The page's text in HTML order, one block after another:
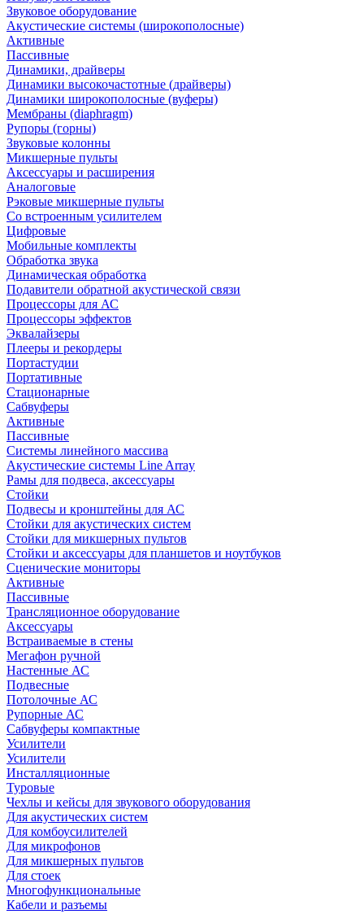
Звуковое оборудование
Акустические системы (широкополосные)
Активные
Пассивные
Динамики, драйверы
Динамики высокочастотные (драйверы)
Динамики широкополосные (вуферы)
Мембраны (diaphragm)
Рупоры (горны)
Звуковые колонны
Микшерные пульты
Аксессуары и расширения
Аналоговые
Рэковые микшерные пульты
Со встроенным усилителем
Цифровые
Мобильные комплекты
Обработка звука
Динамическая обработка
Подавители обратной акустической связи
Процессоры для АС
Процессоры эффектов
Эквалайзеры
Плееры и рекордеры
Портастудии
Портативные
Стационарные
Сабвуферы
Активные
Пассивные
Системы линейного массива
Акустические системы Line Array
Рамы для подвеса, аксессуары
Стойки
Подвесы и кронштейны для АС
Стойки для акустических систем
Стойки для микшерных пультов
Стойки и аксессуары для планшетов и ноутбуков
Сценические мониторы
Активные
Пассивные
Трансляционное оборудование
Аксессуары
Встраиваемые в стены
Мегафон ручной
Настенные АС
Подвесные
Потолочные АС
Рупорные АС
Сабвуферы компактные
Усилители
Усилители
Инсталляционные
Туровые
Чехлы и кейсы для звукового оборудования
Для акустических систем
Для комбоусилителей
Для микрофонов
Для микшерных пультов
Для стоек
Многофункциональные
Кабели и разъемы